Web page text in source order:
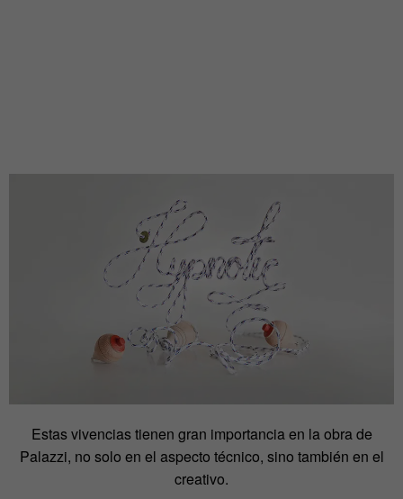
Estas vivencias tienen gran importancia en la obra de
Palazzi, no solo en el aspecto técnico, sino también en el
creativo.